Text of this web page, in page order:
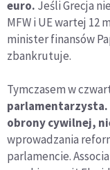
euro. Jeśli Grecja
MFW i UE wartej 12
minister finansów
zbankrutuje.
Tymczasem w
parlamentarzysta.
obrony cywilnej,
wprowadzania
parlamencie.